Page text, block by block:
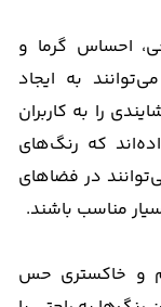
احساس گرما و
به ایجاد
را به کاربران
که رنگ‌های
در فضاهای
مناسب باشند.
و خاکستری حس